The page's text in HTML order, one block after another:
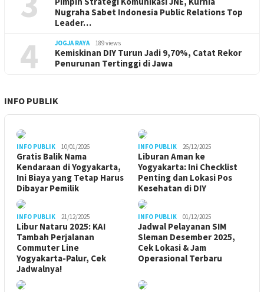
Nugraha Sabet Indonesia Public Relations Top
Leader…
4 JOGJA RAYA 189 views
Kemiskinan DIY Turun Jadi 9,70%, Catat Rekor
Penurunan Tertinggi di Jawa
INFO PUBLIK
INFO PUBLIK 10/01/2026
Gratis Balik Nama
Kendaraan di Yogyakarta,
Ini Biaya yang Tetap Harus
Dibayar Pemilik
INFO PUBLIK 26/12/2025
Liburan Aman ke
Yogyakarta: Ini Checklist
Penting dan Lokasi Pos
Kesehatan di DIY
INFO PUBLIK 21/12/2025
Libur Nataru 2025: KAI
Tambah Perjalanan
Commuter Line
Yogyakarta-Palur, Cek
Jadwalnya!
INFO PUBLIK 01/12/2025
Jadwal Pelayanan SIM
Sleman Desember 2025,
Cek Lokasi & Jam
Operasional Terbaru